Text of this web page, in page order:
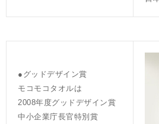
●グッドデザイン賞
モコモコタオルは
2008年度グッドデザイン賞
中小企業庁長官特別賞